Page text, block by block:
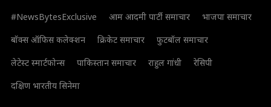
#NewsBytesExclusive
आम आदमी पार्टी समाचार
भाजपा समाचार
बॉक्स ऑफिस कलेक्शन
क्रिकेट समाचार
फुटबॉल समाचार
लेटेस्ट स्मार्टफोन्स
पाकिस्तान समाचार राहुल गांधी
रेसिपी
दक्षिण भारतीय सिनेमा